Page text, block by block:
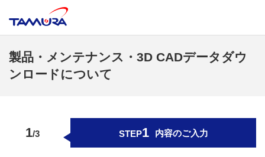
製品・メンテナンス・3D CADデータダウ
ンロードについて
内容のご入力